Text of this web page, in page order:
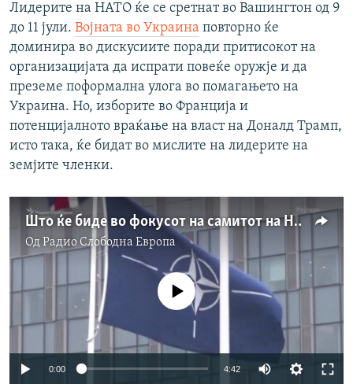
Лидерите на НАТО ќе се сретнат во Вашингтон од 9
до 11 јули. Војната во Украина повторно ќе
доминира во дискусиите поради притисокот на
организацијата да испрати повеќе оружје и да
преземе поформална улога во помагањето на
Украина. Но, изборите во Франција и
потенцијалното враќање на власт на Доналд Трамп,
исто така, ќе бидат во мислите на лидерите на
земјите членки.
Што ќе биде во фокусот на самитот на НАТО во Вашингтон?
ОдРадио Слободна Eвропа
No media source currently available
0:00 4:42